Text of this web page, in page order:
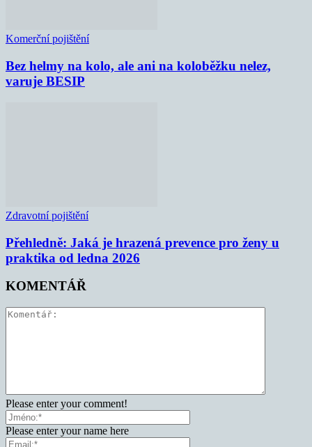
Komerční pojištění
Bez helmy na kolo, ale ani na koloběžku nelez,
varuje BESIP
Zdravotní pojištění
Přehledně: Jaká je hrazená prevence pro ženy u
praktika od ledna 2026
KOMENTÁŘ
Please enter your comment!
Please enter your name here